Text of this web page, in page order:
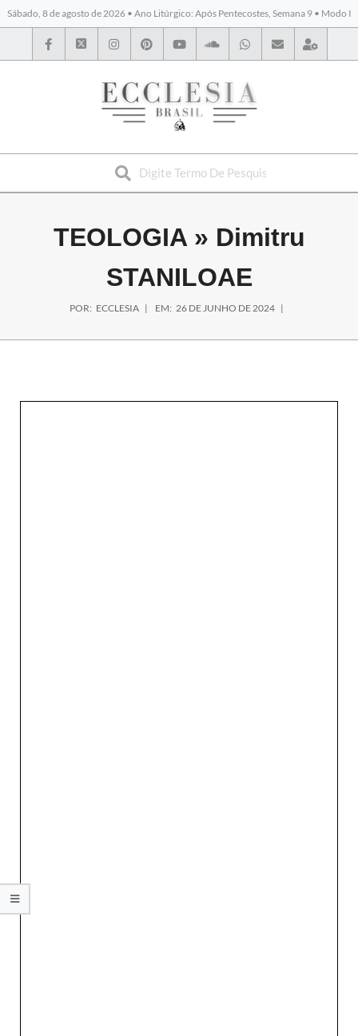
Sábado, 8 de agosto de 2026 • Ano Litúrgico: Após Pentecostes, Semana 9 • Modo I
BYBLOS
TEOLOGIA » Dimitru
STANILOAE
POR: ECCLESIA EM: 26 DE JUNHO DE 2024